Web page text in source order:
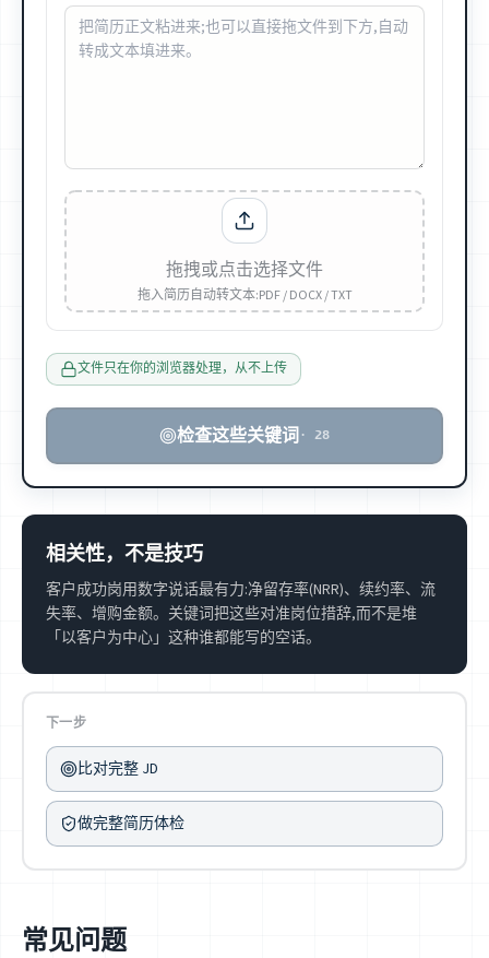
拖拽或点击选择文件
拖入简历自动转文本:PDF / DOCX / TXT
文件只在你的浏览器处理，从不上传
检查这些关键词 · 28
相关性，不是技巧
客户成功岗用数字说话最有力:净留存率(NRR)、续约率、流
失率、增购金额。关键词把这些对准岗位措辞,而不是堆
「以客户为中心」这种谁都能写的空话。
下一步
比对完整 JD
做完整简历体检
常见问题